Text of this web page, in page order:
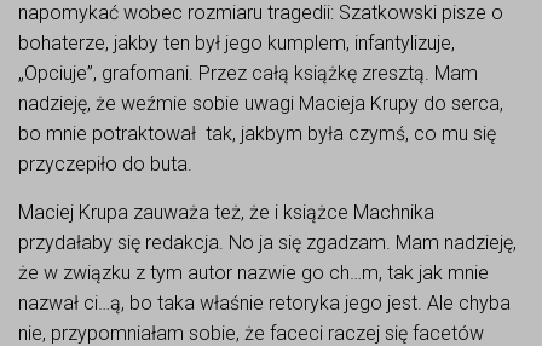
napomykać wobec rozmiaru tragedii: Szatkowski pisze o
bohaterze, jakby ten był jego kumplem, infantylizuje,
„Opciuje”, grafomani. Przez całą książkę zresztą. Mam
nadzieję, że weźmie sobie uwagi Macieja Krupy do serca,
bo mnie potraktował tak, jakbym była czymś, co mu się
przyczepiło do buta.
Maciej Krupa zauważa też, że i książce Machnika
przydałaby się redakcja. No ja się zgadzam. Mam nadzieję,
że w związku z tym autor nazwie go ch…m, tak jak mnie
nazwał ci…ą, bo taka właśnie retoryka jego jest. Ale chyba
nie, przypomniałam sobie, że faceci raczej się facetów